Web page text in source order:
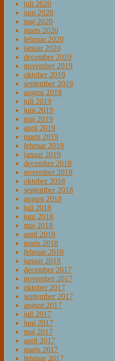
juli 2020
juni 2020
maj 2020
marts 2020
februar 2020
januar 2020
december 2019
november 2019
oktober 2019
september 2019
august 2019
juli 2019
juni 2019
maj 2019
april 2019
marts 2019
februar 2019
januar 2019
december 2018
november 2018
oktober 2018
september 2018
august 2018
juli 2018
juni 2018
maj 2018
april 2018
marts 2018
februar 2018
januar 2018
december 2017
november 2017
oktober 2017
september 2017
august 2017
juli 2017
juni 2017
maj 2017
april 2017
marts 2017
februar 2017